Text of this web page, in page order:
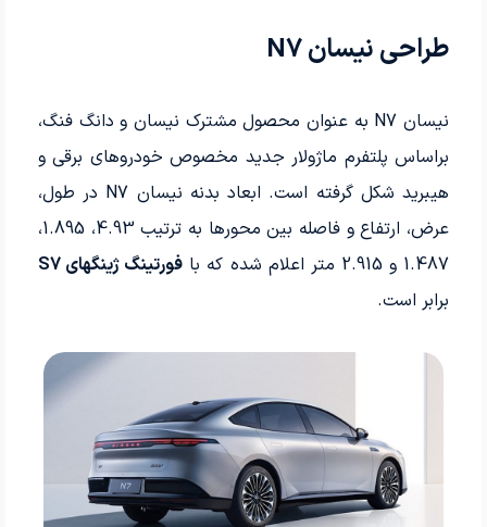
طراحی نیسان N7
نیسان N7 به عنوان محصول مشترک نیسان و دانگ فنگ،
براساس پلتفرم ماژولار جدید مخصوص خودروهای برقی و
هیبرید شکل گرفته است. ابعاد بدنه نیسان N7 در طول،
عرض، ارتفاع و فاصله بین محورها به ترتیب 4.93، 1.895،
1.487 و 2.915 متر اعلام شده که با
فورتینگ ژینگهای S7
برابر است.